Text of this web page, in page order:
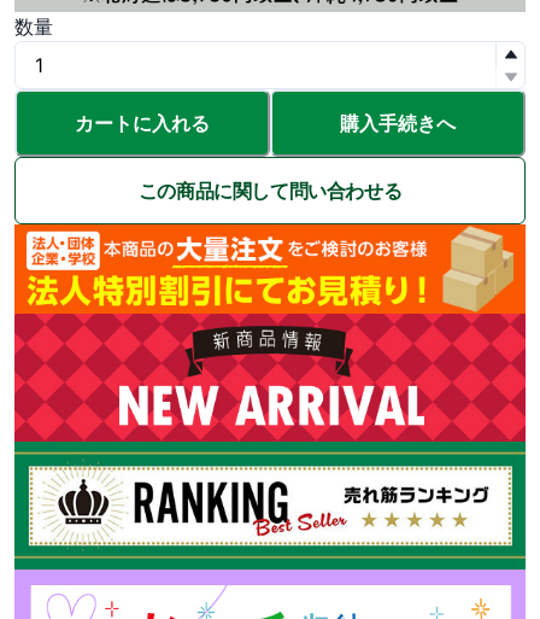
数量
カートに入れる 購入手続きへ
この商品に関して問い合わせる